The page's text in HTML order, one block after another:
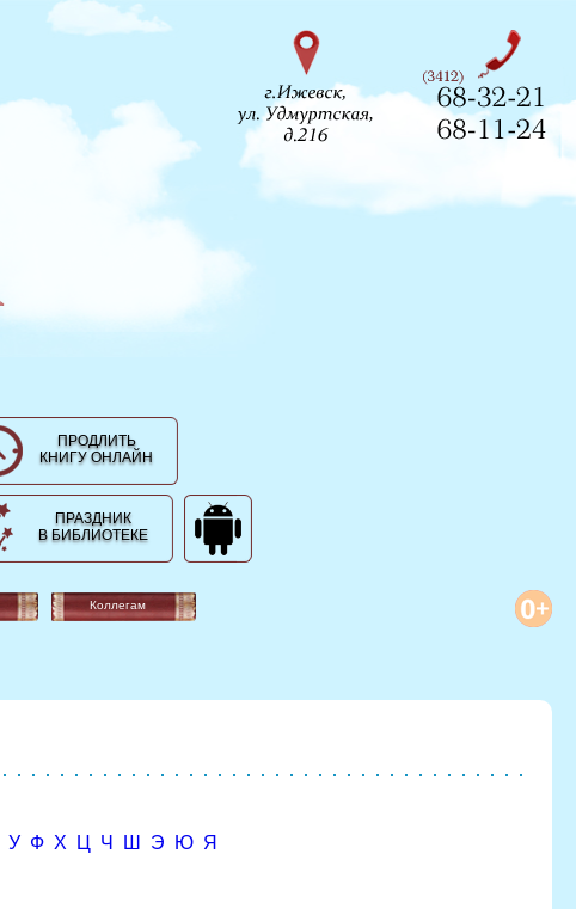
ПРОДЛИТЬ
КНИГУ ОНЛАЙН
ПРАЗДНИК
В БИБЛИОТЕКЕ
Коллегам
У Ф Х Ц Ч Ш Э Ю Я